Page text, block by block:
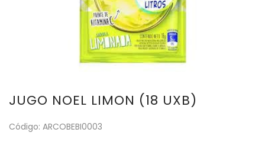
JUGO NOEL LIMON (18 UXB)
Código: ARCOBEBI0003